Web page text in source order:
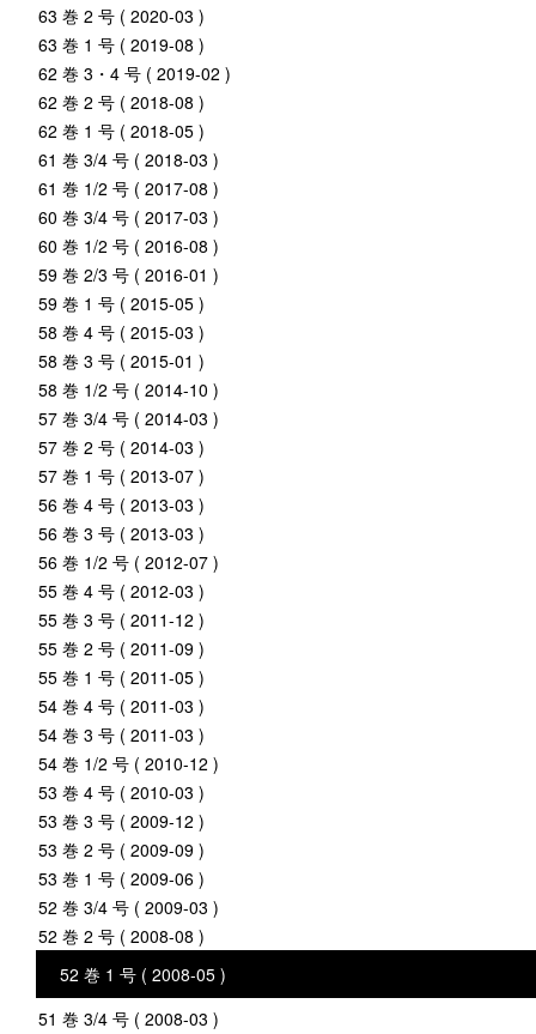
63 巻 2 号 ( 2020-03 )
63 巻 1 号 ( 2019-08 )
62 巻 3・4 号 ( 2019-02 )
62 巻 2 号 ( 2018-08 )
62 巻 1 号 ( 2018-05 )
61 巻 3/4 号 ( 2018-03 )
61 巻 1/2 号 ( 2017-08 )
60 巻 3/4 号 ( 2017-03 )
60 巻 1/2 号 ( 2016-08 )
59 巻 2/3 号 ( 2016-01 )
59 巻 1 号 ( 2015-05 )
58 巻 4 号 ( 2015-03 )
58 巻 3 号 ( 2015-01 )
58 巻 1/2 号 ( 2014-10 )
57 巻 3/4 号 ( 2014-03 )
57 巻 2 号 ( 2014-03 )
57 巻 1 号 ( 2013-07 )
56 巻 4 号 ( 2013-03 )
56 巻 3 号 ( 2013-03 )
56 巻 1/2 号 ( 2012-07 )
55 巻 4 号 ( 2012-03 )
55 巻 3 号 ( 2011-12 )
55 巻 2 号 ( 2011-09 )
55 巻 1 号 ( 2011-05 )
54 巻 4 号 ( 2011-03 )
54 巻 3 号 ( 2011-03 )
54 巻 1/2 号 ( 2010-12 )
53 巻 4 号 ( 2010-03 )
53 巻 3 号 ( 2009-12 )
53 巻 2 号 ( 2009-09 )
53 巻 1 号 ( 2009-06 )
52 巻 3/4 号 ( 2009-03 )
52 巻 2 号 ( 2008-08 )
52 巻 1 号 ( 2008-05 )
51 巻 3/4 号 ( 2008-03 )